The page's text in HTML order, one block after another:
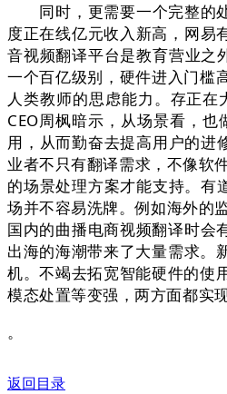
同时，更需要一个完整的
度正在线亿元收入新高，网易
音视频翻译平台是教育营业之
一个百亿级别，硬件进入门槛
人类教师的思虑能力。存正
CEO周枫暗示，从场景看，
用，从而勤奋去提高用户的进
业者不只有翻译需求，不像软
的场景处理方案才能支持。
场并不容易洗牌。例如海外的
国内的曲播电商视频翻译时会
出海的海潮带来了大量需求。
机。不竭去拓宽智能硬件的使
模态处置等变强，两方面都实
。
返回目录